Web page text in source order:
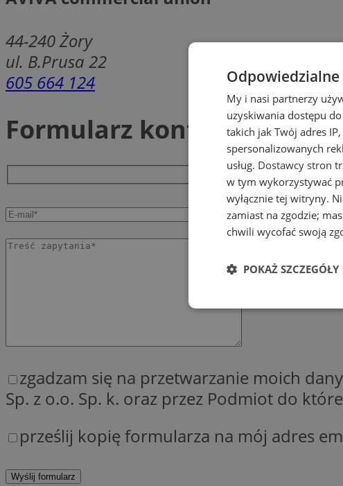
44-240Żory
ul. B.Prusa 22
605 664 124
Formularz kontaktowy
zgadzam się na przetwarzanie moich
Sp. z o.o. Sp. k. oraz przez Podmiot do
prześlij kopię formularza na mój adres
My i nasi partnerzy
uzyskiwania dostępu
takich jak Twój adres
spersonalizowanych
usług. Dostawcy stron
w tym wykorzystywać
wyłącznie tej witryny.
zamiast na zgodzie;
chwili wycofać swoją
POKAŻ SZCZEGÓŁY
Niezbędne
Niezbędne pliki cookie
zarządzanie kontem. Bez